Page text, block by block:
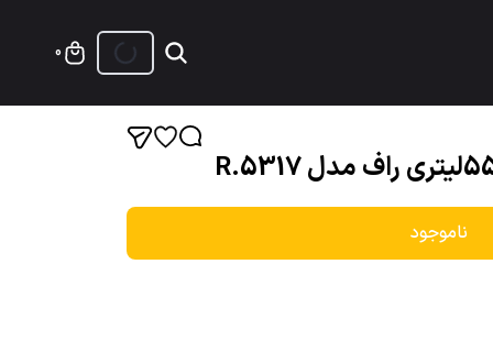
0
ناموجود